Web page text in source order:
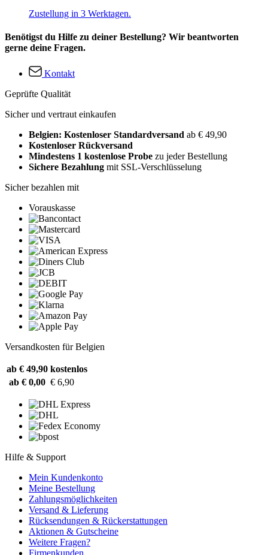
Zustellung in 3 Werktagen.
Benötigst du Hilfe zu deiner Bestellung? Wir beantworten
gerne deine Fragen.
Kontakt
Geprüfte Qualität
Sicher und vertraut einkaufen
Belgien: Kostenloser Standardversand ab € 49,90
Kostenloser Rückversand
Mindestens 1 kostenlose Probe zu jeder Bestellung
Sichere Bezahlung mit SSL-Verschlüsselung
Sicher bezahlen mit
Vorauskasse
Versandkosten für Belgien
ab € 49,90 kostenlos
ab € 0,00 € 6,90
Hilfe & Support
Mein Kundenkonto
Meine Bestellung
Zahlungsmöglichkeiten
Versand & Lieferung
Rücksendungen & Rückerstattungen
Aktionen & Gutscheine
Weitere Fragen?